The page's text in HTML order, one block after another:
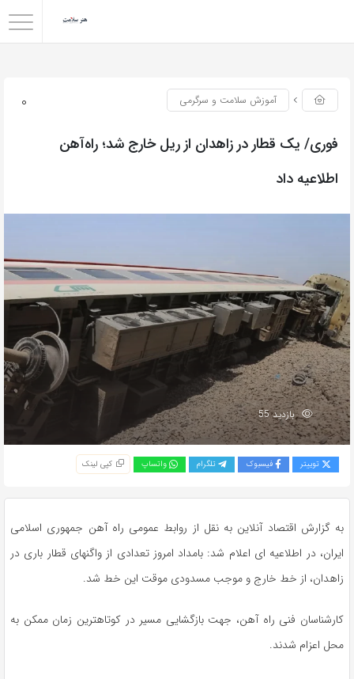
0 آموزش سلامت و سرگرمی
فوری/ یک قطار در زاهدان از ریل خارج شد؛ راه‌آهن
اطلاعیه داد
بازدید 55
توییتر فیسبوک تلگرام واتساپ کپی لینک
به گزارش اقتصاد آنلاین به نقل از روابط عمومی راه آهن جمهوری اسلامی
ایران، در اطلاعیه ای اعلام شد: بامداد امروز تعدادی از واگنهای قطار باری در
زاهدان، از خط خارج و موجب مسدودی موقت این خط شد.
کارشناسان فنی راه آهن، جهت بازگشایی مسیر در کوتاهترین زمان ممکن به
محل اعزام شدند.